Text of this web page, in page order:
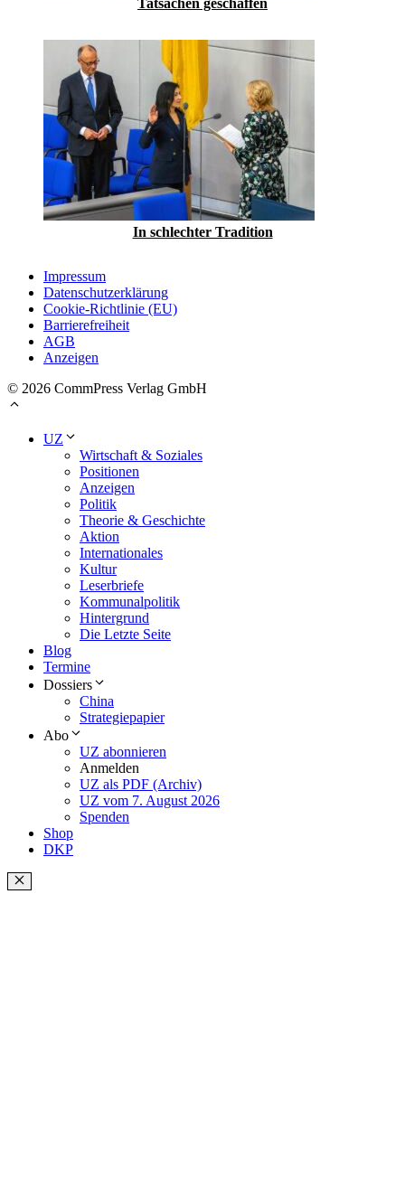
Tatsachen geschaffen
In schlechter Tradition
Impressum
Datenschutzerklärung
Cookie-Richtlinie (EU)
Barrierefreiheit
AGB
Anzeigen
© 2026 CommPress Verlag GmbH
UZ
Wirtschaft & Soziales
Positionen
Anzeigen
Politik
Theorie & Geschichte
Aktion
Internationales
Kultur
Leserbriefe
Kommunalpolitik
Hintergrund
Die Letzte Seite
Blog
Termine
Dossiers
China
Strategiepapier
Abo
UZ abonnieren
Anmelden
UZ als PDF (Archiv)
UZ vom 7. August 2026
Spenden
Shop
DKP
Schließen